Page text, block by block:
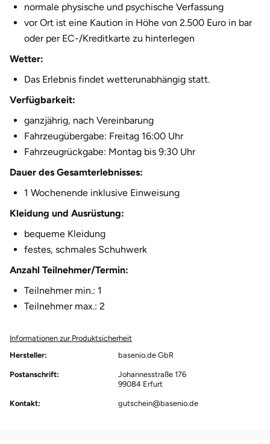
normale physische und psychische Verfassung
vor Ort ist eine Kaution in Höhe von 2.500 Euro in bar
oder per EC-/Kreditkarte zu hinterlegen
Wetter:
Das Erlebnis findet wetterunabhängig statt.
Verfügbarkeit:
ganzjährig, nach Vereinbarung
Fahrzeugübergabe: Freitag 16:00 Uhr
Fahrzeugrückgabe: Montag bis 9:30 Uhr
Dauer des Gesamterlebnisses:
1 Wochenende inklusive Einweisung
Kleidung und Ausrüstung:
bequeme Kleidung
festes, schmales Schuhwerk
Anzahl Teilnehmer/Termin:
Teilnehmer min.: 1
Teilnehmer max.: 2
Informationen zur Produktsicherheit
Hersteller:
basenio.de GbR
Postanschrift:
Johannesstraße 176
99084 Erfurt
Kontakt: gutschein@basenio.de
Heidenheim
Heilbronn
Herzogenaurach
Herzogtum Lauenburg
Horb am Neckar
Ingolstadt
Jena
Karlsruhe
Kassel